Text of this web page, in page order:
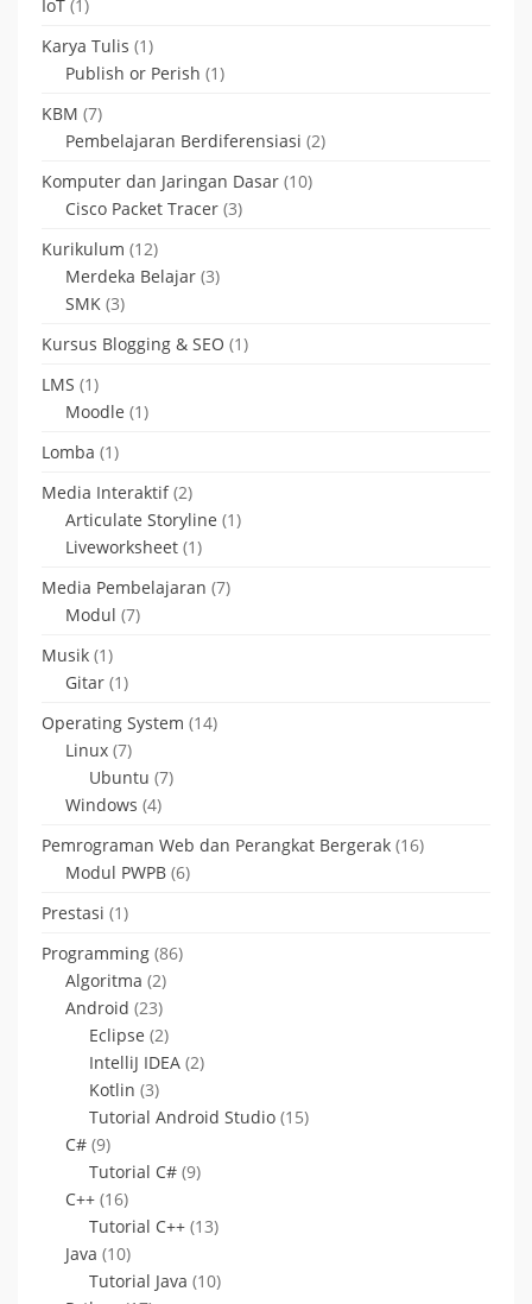
IoT (1)
Karya Tulis (1)
Publish or Perish (1)
KBM (7)
Pembelajaran Berdiferensiasi (2)
Komputer dan Jaringan Dasar (10)
Cisco Packet Tracer (3)
Kurikulum (12)
Merdeka Belajar (3)
SMK (3)
Kursus Blogging & SEO (1)
LMS (1)
Moodle (1)
Lomba (1)
Media Interaktif(2)
Articulate Storyline (1)
Liveworksheet (1)
Media Pembelajaran (7)
Modul (7)
Musik (1)
Gitar (1)
Operating System (14)
Linux (7)
Ubuntu (7)
Windows (4)
Pemrograman Web dan Perangkat Bergerak (16)
Modul PWPB (6)
Prestasi (1)
Programming (86)
Algoritma (2)
Android (23)
Eclipse (2)
IntelliJ IDEA (2)
Kotlin (3)
Tutorial Android Studio (15)
C# (9)
Tutorial C# (9)
C++ (16)
Tutorial C++ (13)
Java (10)
Tutorial Java (10)